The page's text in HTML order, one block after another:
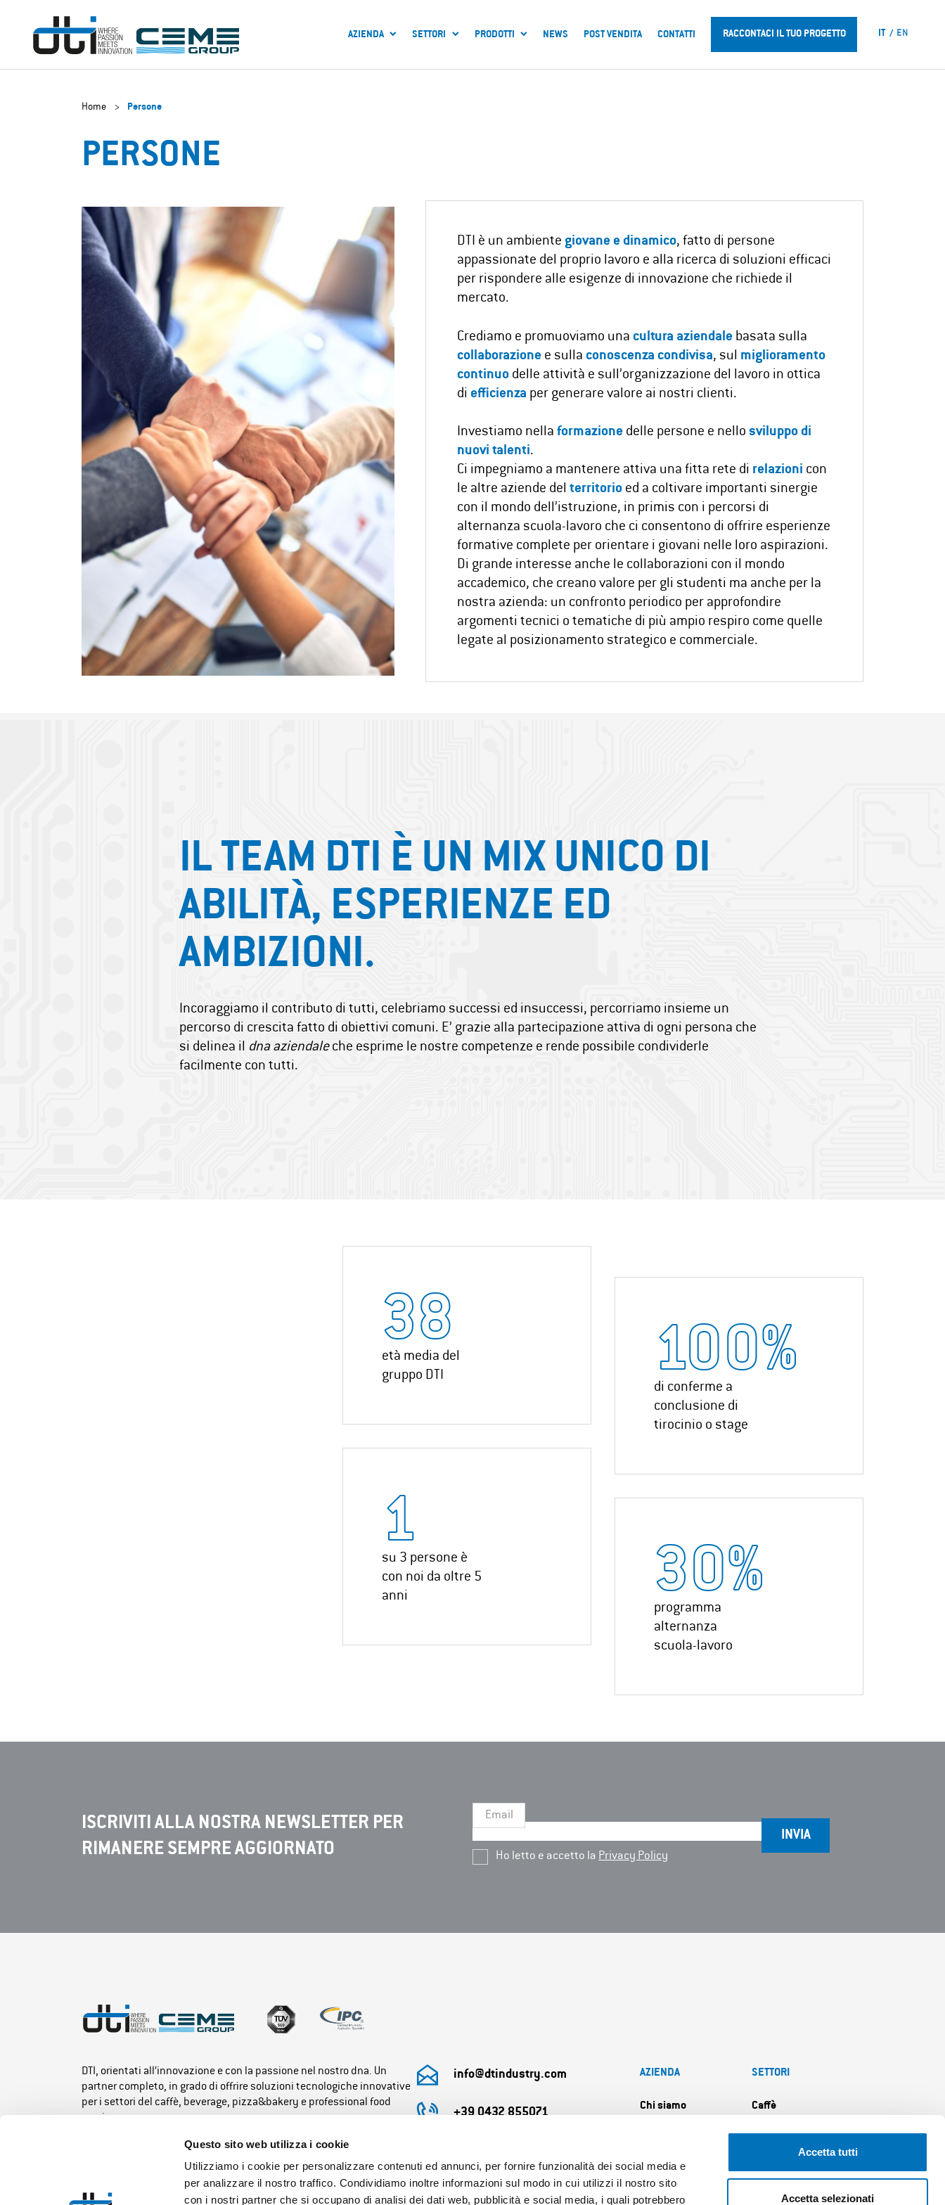
Questo sito web utilizza i cookie
Utilizziamo i cookie per personalizzare contenuti ed annunci, per fornire funzionalità dei social media e
per analizzare il nostro traffico. Condividiamo inoltre informazioni sul modo in cui utilizzi il nostro sito
con i nostri partner che si occupano di analisi dei dati web, pubblicità e social media, i quali potrebbero
Accetta tutti
Accetta selezionati
AZIENDA SETTORI PRODOTTI NEWS POST VENDITA CONTATTI RACCONTACI IL TUO PROGETTO IT EN
Home > Persone
PERSONE
DTI è un ambiente giovane e dinamico, fatto di persone
appassionate del proprio lavoro e alla ricerca di soluzioni efficaci
per rispondere alle esigenze di innovazione che richiede il
mercato.
Crediamo e promuoviamo una cultura aziendalebasata sulla
collaborazionee sulla conoscenza condivisa, sul miglioramento
continuodelle attività e sull’organizzazione del lavoro in ottica
di efficienza per generare valore ai nostri clienti.
Investiamo nella formazionedelle persone e nello sviluppo di
nuovi talenti.
Ci impegniamo a mantenere attiva una fitta rete di relazioni con
le altre aziende del territorioed a coltivare importanti sinergie
con il mondo dell’istruzione, in primis con i percorsi di
alternanza scuola-lavoro che ci consentono di offrire esperienze
formative complete per orientare i giovani nelle loro aspirazioni.
Di grande interesse anche le collaborazioni con il mondo
accademico, che creano valore per gli studenti ma anche per la
nostra azienda: un confronto periodico per approfondire
argomenti tecnici o tematiche di più ampio respiro come quelle
legate al posizionamento strategico e commerciale.
IL TEAM DTI È UN MIX UNICO DI
ABILITÀ, ESPERIENZE ED
AMBIZIONI.
Incoraggiamo il contributo di tutti, celebriamo successi ed insuccessi, percorriamo insieme un
percorso di crescita fatto di obiettivi comuni. E’ grazie alla partecipazione attiva di ogni persona che
si delinea il
dna aziendaleche esprime le nostre competenze e rende possibile condividerle
facilmente con tutti.
38
età media del
gruppo DTI
1
su 3 persone è
con noi da oltre 5
anni
100%
di conferme a
conclusione di
tirocinio o stage
30%
programma
alternanza
scuola-lavoro
ISCRIVITI ALLA NOSTRA NEWSLETTER PER
RIMANERE SEMPRE AGGIORNATO
Email
Ho letto e accetto la Privacy Policy
DTI, orientati all’innovazione e con la passione nel nostro dna. Un
partner completo, in grado di offrire soluzioni tecnologiche innovative
per i settori del caffè, beverage, pizza&bakery e professional food
service.
info@dtindustry.com
+39 0432 855071
Lunedì-Venerdì 8:30-12.30 / 13.30-17:30
Orario magazzino:
Lunedì-Venerdì 8:00-12.00 / 13.00-17.00
AZIENDA
Chi siamo
Contatti
SETTORI
Caffè
Beverage
Pizza&Bakery
Professional food
service